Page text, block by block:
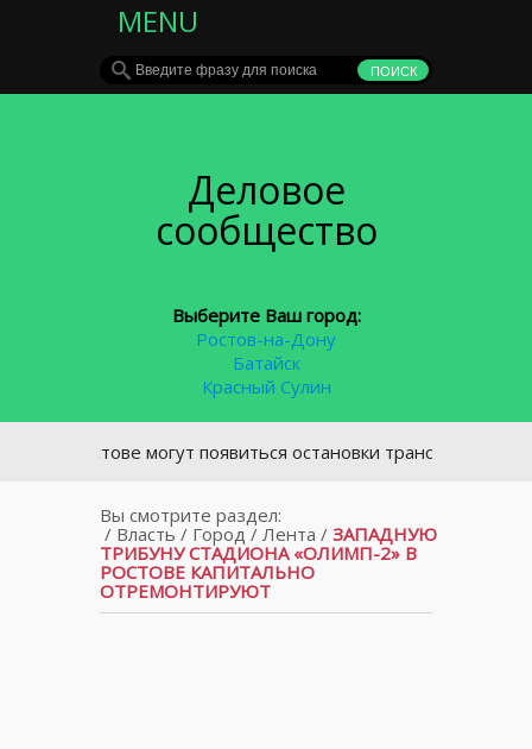
MENU
Деловое
сообщество
Выберите Ваш город:
Ростов-на-Дону
Батайск
Красный Сулин
В Ростове могут появиться остановки транспорта в виде
Вы смотрите раздел:
/ Власть / Город / Лента / ЗАПАДНУЮ
ТРИБУНУ СТАДИОНА «ОЛИМП-2» В
РОСТОВЕ КАПИТАЛЬНО
ОТРЕМОНТИРУЮТ